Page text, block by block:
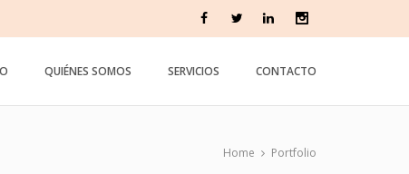
QUIÉNES SOMOS SERVICIOS CONTACTO
Home Portfolio